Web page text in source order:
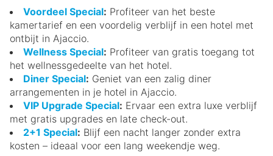
Voordeel Special: Profiteer van het beste
kamertarief en een voordelig verblijf in een hotel met
ontbijt in Ajaccio.
Wellness Special: Profiteer van gratis toegang tot
het wellnessgedeelte van het hotel.
Diner Special: Geniet van een zalig diner
arrangementen in je hotel in Ajaccio.
VIP Upgrade Special: Ervaar een extra luxe verblijf
met gratis upgrades en late check-out.
2+1 Special: Blijf een nacht langer zonder extra
kosten – ideaal voor een lang weekendje weg.